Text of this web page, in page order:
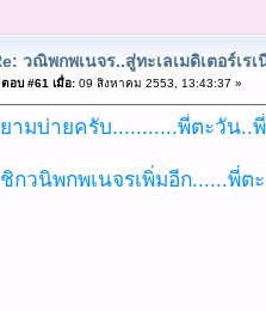
วณิพกพเนจร..สู่ทะเลเมดิเตอร์เร
ตอบ #61 เมื่อ:09 สิงหาคม 2553, 13:43:37 »
ามบ่ายครับ...........พี่ตะวัน..
กวนิพกพเนจรเพิ่มอีก......พี่